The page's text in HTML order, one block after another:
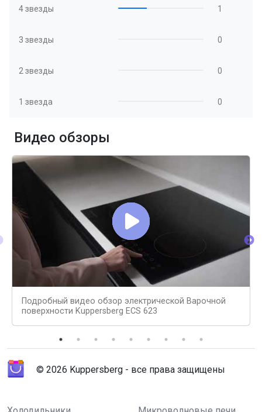
4 звезды 1
3 звезды 0
2 звезды 0
1 звезда 0
Видео обзоры
Подробный видео обзор электрической Варочной
поверхности Kuppersberg ECS 623
© 2026 Kuppersberg - все права защищены